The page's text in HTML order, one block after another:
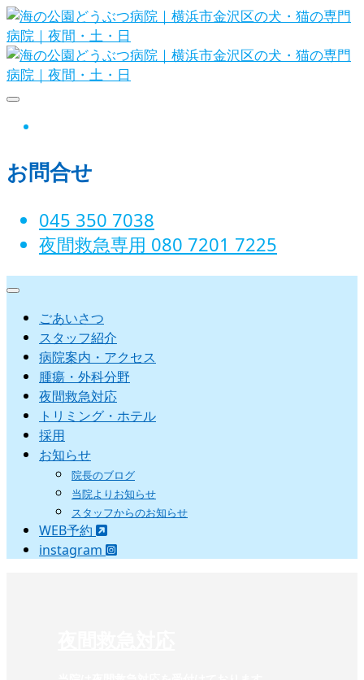
Skip
to
content
海の公園どうぶつ病院｜横
浜市金沢区の犬・猫の専門
お問合せ
045 350 7038‬
夜間救急専用 080 7201 7225‬
ごあいさつ
スタッフ紹介
病院案内・アクセス
腫瘍・外科分野
夜間救急対応
トリミング・ホテル
採用
お知らせ
院長のブログ
当院よりお知らせ
スタッフからのお知らせ
WEB予約
instagram